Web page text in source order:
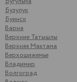
Бузулук
Буинск
Варна
Верхние Татышлы
Верхняя Мактама
Верхошижемье
Владимир
Волгоград